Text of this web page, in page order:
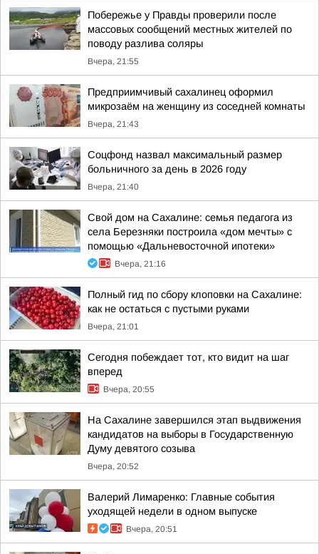
Побережье у Правды проверили после
массовых сообщений местных жителей по
поводу разлива соляры
Вчера, 21:55
Предприимчивый сахалинец оформил
микрозаём на женщину из соседней комнаты
Вчера, 21:43
Соцфонд назвал максимальный размер
больничного за день в 2026 году
Вчера, 21:40
Свой дом на Сахалине: семья педагога из
села Березняки построила «дом мечты» с
помощью «Дальневосточной ипотеки»
Вчера, 21:16
Полный гид по сбору клоповки на Сахалине:
как не остаться с пустыми руками
Вчера, 21:01
Сегодня побеждает тот, кто видит на шаг
вперед
Вчера, 20:55
На Сахалине завершился этап выдвижения
кандидатов на выборы в Государственную
Думу девятого созыва
Вчера, 20:52
Валерий Лимаренко: Главные события
уходящей недели в одном выпуске
Вчера, 20:51